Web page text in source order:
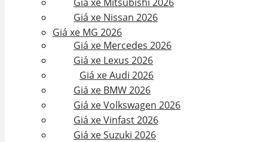
Giá xe Nissan 2026
Giá xe MG 2026
Giá xe Mercedes 2026
Giá xe Lexus 2026
Giá xe Audi 2026
Giá xe BMW 2026
Giá xe Volkswagen 2026
Giá xe Vinfast 2026
Giá xe Suzuki 2026